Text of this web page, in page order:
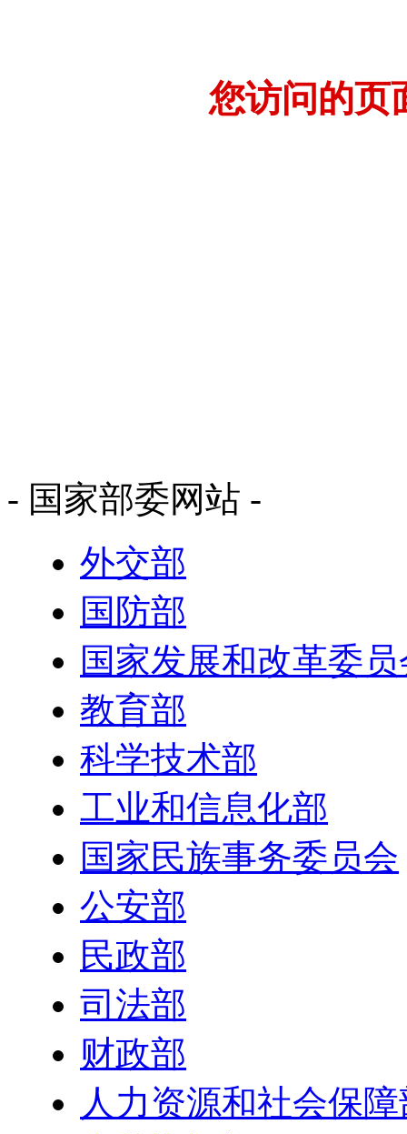
您访问的页
- 国家部委网站 -
外交部
国防部
国家发展和改革委
教育部
科学技术部
工业和信息化部
国家民族事务委员会
公安部
民政部
司法部
财政部
人力资源和社会保